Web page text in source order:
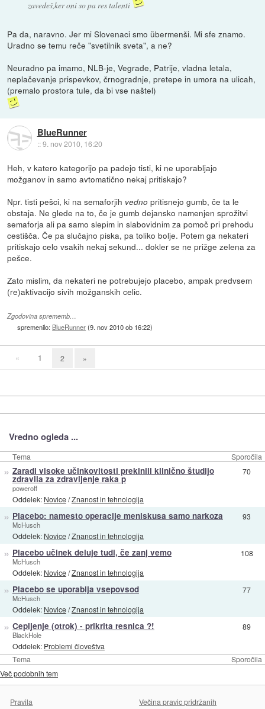
zavedeš,ker oni so pa res talenti
Pa da, naravno. Jer mi Slovenaci smo übermenši. Mi sfe znamo.
Uradno se temu reče "svetilnik sveta", a ne?
Neuradno pa imamo, NLB-je, Vegrade, Patrije, vladna letala,
neplačevanje prispevkov, črnogradnje, pretepe in umora na ulicah,
(premalo prostora tule, da bi vse naštel)
BlueRunner
::9. nov 2010, 16:20
Heh, v katero kategorijo pa padejo tisti, ki ne uporabljajo
možganov in samo avtomatično nekaj pritiskajo?
Npr. tisti pešci, ki na semaforjih vedno pritisnejo gumb, če ta le
obstaja. Ne glede na to, če je gumb dejansko namenjen sprožitvi
semaforja ali pa samo slepim in slabovidnim za pomoč pri prehodu
cestišča. Če pa slučajno piska, pa toliko bolje. Potem ga nekateri
pritiskajo celo vsakih nekaj sekund... dokler se ne prižge zelena za
pešce.
Zato mislim, da nekateri ne potrebujejo placebo, ampak predvsem
(re)aktivacijo sivih možganskih celic.
Zgodovina sprememb…
spremenilo: BlueRunner(9. nov 2010 ob 16:22)
« 1 2 »
Vredno ogleda ...
Tema Sporočila
Tema Sporočila
» Zaradi visoke učinkovitosti prekinili klinično študijo
zdravila za zdravljenje raka p
poweroff
Oddelek: Novice/Znanost in tehnologija
70
» Placebo: namesto operacije meniskusa samo narkoza
McHusch
Oddelek: Novice/Znanost in tehnologija
93
» Placebo učinek deluje tudi, če zanj vemo
McHusch
Oddelek: Novice/Znanost in tehnologija
108
» Placebo se uporablja vsepovsod
McHusch
Oddelek: Novice/Znanost in tehnologija
77
» Cepljenje (otrok) - prikrita resnica ?!
BlackHole
Oddelek: Problemi človeštva
89
Več podobnih tem
Pravila Večina pravic pridržanih